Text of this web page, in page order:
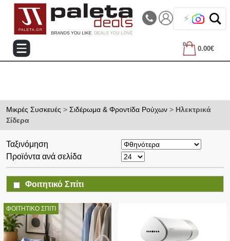
Τηλεφωνικές Παραγγελίες: 2105714144 |||
❤️
0
0.00€
Μικρές Συσκευές > Σιδέρωμα & Φροντίδα Ρούχων > Ηλεκτρικά
Σίδερα
Ταξινόμηση
Προϊόντα ανά σελίδα
Φοιτητικό Σπίτι
ΦΟΙΤΗΤΙΚΟ ΣΠΙΤΙ